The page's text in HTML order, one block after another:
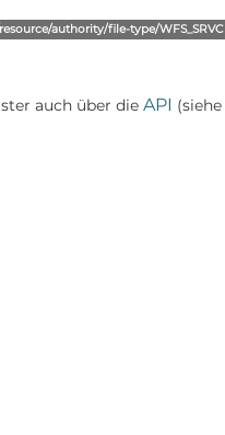
authority/file-type/WFS_SRVC
auch über die API (siehe